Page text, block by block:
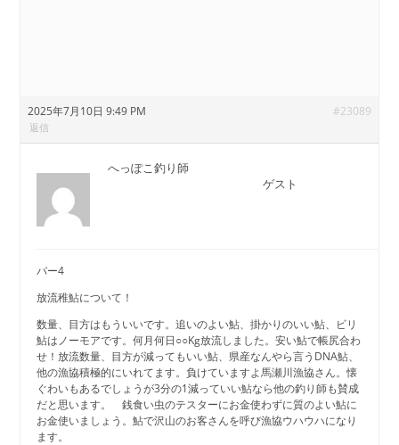
2025年7月10日 9:49 PM #23089
返信
へっぽこ釣り師
ゲスト
パー4
放流稚鮎について！
数量、目方はもういいです。追いのよい鮎、掛かりのいい鮎、ビリ
鮎はノーモアです。何月何日○○Kg放流しました。安い鮎で帳尻合わ
せ！放流数量、目方が減ってもいい鮎、県産なんやら言うDNA鮎、
他の漁協積極的にいれてます。負けていますよ馬瀬川漁協さん。懐
ぐわいもあるでしょうが3分の1減っていい鮎なら他の釣り師も賛成
だと思います。 銭食い虫のテスターにお金使わずに質のよい鮎に
お金使いましょう。鮎で沢山のお客さんを呼び漁協ウハウハになり
ます。